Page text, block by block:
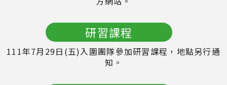
研習課程
111年7月29日(五)入圍團隊參加研習課程，地點另行通
知。